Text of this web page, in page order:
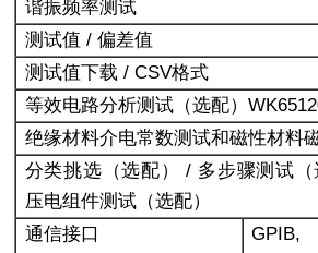
谐振频率测试
测试值 / 偏差值
测试值下载 / CSV格式
等效电路分析测试（选配）
绝缘材料介电常数测试和磁性材料
分类挑选（选配） / 多步骤测试
压电组件测试（选配）
通信接口
GPIB,